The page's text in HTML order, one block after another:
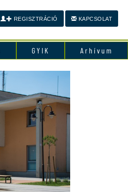
GYIK Arhívum
REGISZTRÁCIÓ KAPCSOLAT